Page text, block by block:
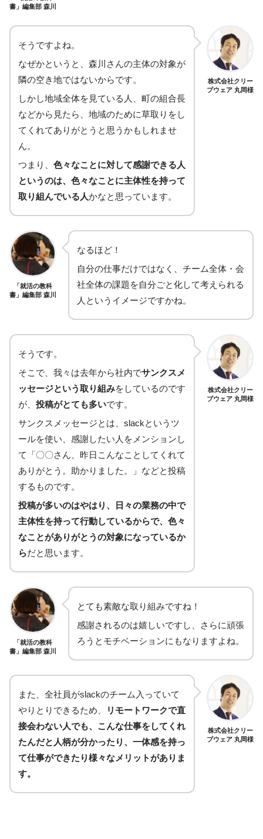
書」編集部 森川
そうですよね。
なぜかというと、森川さんの主体の対象が
隣の空き地ではないからです。
しかし地域全体を見ている人、町の組合長
などから見たら、地域のために草取りをし
てくれてありがとうと思うかもしれませ
ん。
つまり、 色々なことに対して感謝できる人
というのは、色々なことに主体性を持って
取り組んでいる人かなと思っています。
株式会社クリー
ブウェア 丸岡様
「就活の教科
書」編集部 森川
なるほど！
自分の仕事だけではなく、チーム全体・会
社全体の課題を自分ごと化して考えられる
人というイメージですかね。
そうです。
そこで、我々は去年から社内でサンクスメ
ッセージという取り組みをしているのです
が、 投稿がとても多いです。
サンクスメッセージとは、slackというツ
ールを使い、感謝したい人をメンションし
て「〇〇さん、昨日こんなことしてくれて
ありがとう。助かりました。」などと投稿
するものです。
投稿が多いのはやはり、日々の業務の中で
主体性を持って行動しているからで、色々
なことがありがとうの対象になっているか
らだと思います。
株式会社クリー
ブウェア 丸岡様
「就活の教科
書」編集部 森川
とても素敵な取り組みですね！
感謝されるのは嬉しいですし、さらに頑張
ろうとモチベーションにもなりますよね。
また、全社員がslackのチーム入っていて
やりとりできるため、
リモートワークで直
接会わない人でも、こんな仕事をしてくれ
たんだと人柄が分かったり、一体感を持っ
て仕事ができたり様々なメリットがありま
す。
株式会社クリー
ブウェア 丸岡様